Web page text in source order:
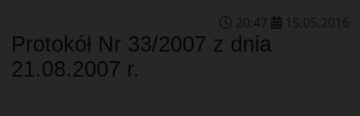
20:47 15.05.2016
Protokół Nr 33/2007 z dnia
21.08.2007 r.